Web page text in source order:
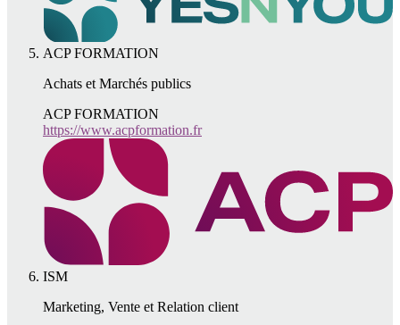
ACP FORMATION
Achats et Marchés publics
ACP FORMATION
https://www.acpformation.fr
ISM
Marketing, Vente et Relation client